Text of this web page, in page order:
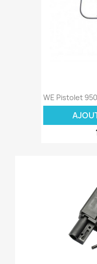
WE Pistolet